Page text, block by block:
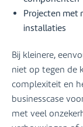
Projecten met
installaties
Bij kleinere,
niet op tegen de
complexiteit en
businesscase
met veel